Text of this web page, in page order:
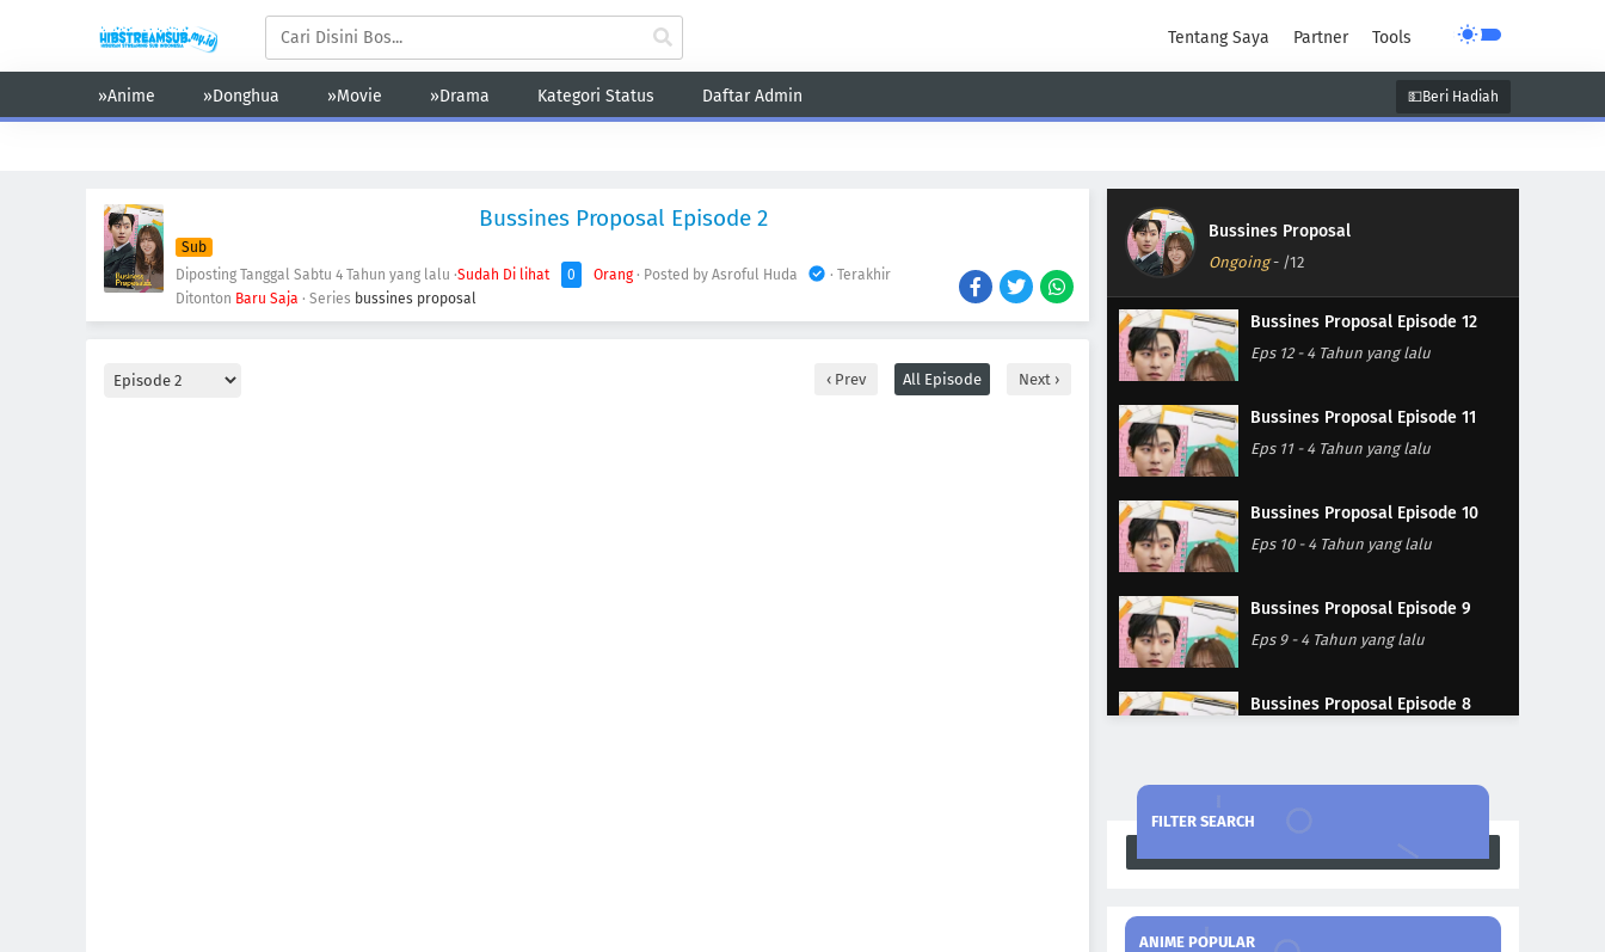
Tentang Saya Partner Tools
»Anime »Donghua »Movie »Drama Kategori Status Daftar Admin 💵Beri Hadiah
Bussines Proposal Episode 2
Sub
Diposting Tanggal Sabtu 4 Tahun yang lalu ·Sudah Di lihat 0 Orang · Posted by Asroful Huda
· Terakhir
Ditonton Baru Saja · Series bussines proposal
Prev All Episode Next
Bussines Proposal
Ongoing- /12
Bussines Proposal Episode 12
Eps 12- 4 Tahun yang lalu
Bussines Proposal Episode 11
Eps 11- 4 Tahun yang lalu
Bussines Proposal Episode 10
Eps 10- 4 Tahun yang lalu
Bussines Proposal Episode 9
Eps 9- 4 Tahun yang lalu
Bussines Proposal Episode 8
Eps 7
FILTER SEARCH
ANIME POPULAR